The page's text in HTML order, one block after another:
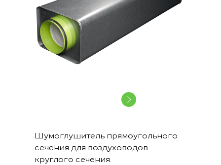
Шумоглушитель прямоугольного
сечения для воздуховодов
круглого сечения.